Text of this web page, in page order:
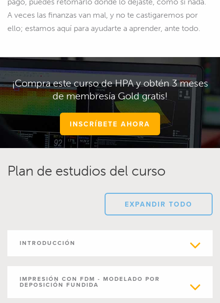
pago, puedes retomarlo donde lo dejaste, como si nada.
A veces las finanzas van mal, y no te castigaremos por
ello; estamos aquí para ayudarte a aprender, ante todo.
¡Compra este curso de HPA y obtén 3 meses
de membresía Gold gratis!
INSCRÍBETE AHORA
Plan de estudios del curso
EXPANDIR TODO
INTRODUCCIÓN
IMPRESIÓN CON FDM - MODELADO POR
DEPOSICIÓN FUNDIDA